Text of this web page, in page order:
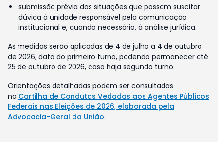
submissão prévia das situações que possam suscitar
dúvida à unidade responsável pela comunicação
institucional e, quando necessário, à análise jurídica.
As medidas serão aplicadas de 4 de julho a 4 de outubro
de 2026, data do primeiro turno, podendo permanecer até
25 de outubro de 2026, caso haja segundo turno.
Orientações detalhadas podem ser consultadas
na Cartilha de Condutas Vedadas aos Agentes Públicos
Federais nas Eleições de 2026, elaborada pela
Advocacia-Geral da União.